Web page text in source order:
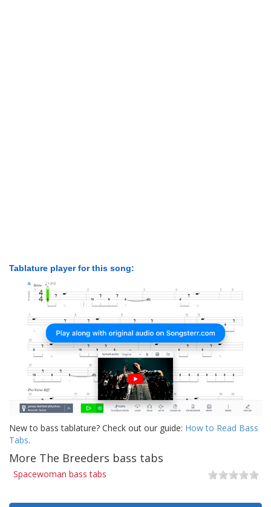
Tablature player for this song:
New to bass tablature? Check out our guide: How to Read Bass
Tabs.
More The Breeders bass tabs
Spacewoman bass tabs